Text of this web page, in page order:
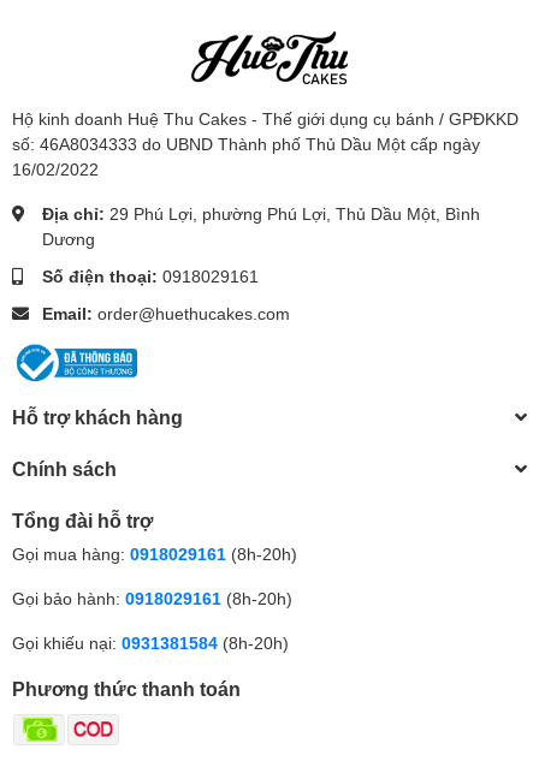
Hộ kinh doanh Huệ Thu Cakes - Thế giới dụng cụ bánh / GPĐKKD
số: 46A8034333 do UBND Thành phố Thủ Dầu Một cấp ngày
16/02/2022
Địa chỉ: 29 Phú Lợi, phường Phú Lợi, Thủ Dầu Một, Bình
Dương
Số điện thoại: 0918029161
Email: order@huethucakes.com
Hỗ trợ khách hàng
Chính sách
Tổng đài hỗ trợ
Gọi mua hàng: 0918029161 (8h-20h)
Gọi bảo hành: 0918029161 (8h-20h)
Gọi khiếu nại: 0931381584 (8h-20h)
Phương thức thanh toán